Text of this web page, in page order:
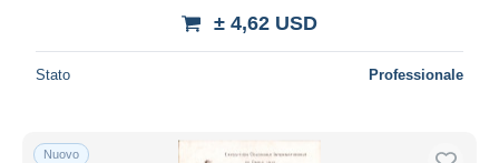
± 4,62 USD
Stato Professionale
Nuovo